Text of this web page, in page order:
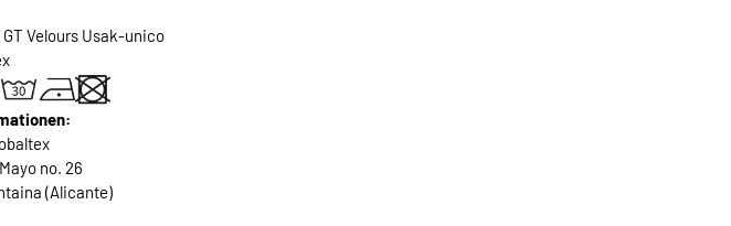
GT Velours Usak-unico
no. 26
(Alicante)